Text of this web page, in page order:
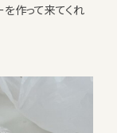
作って来てくれ